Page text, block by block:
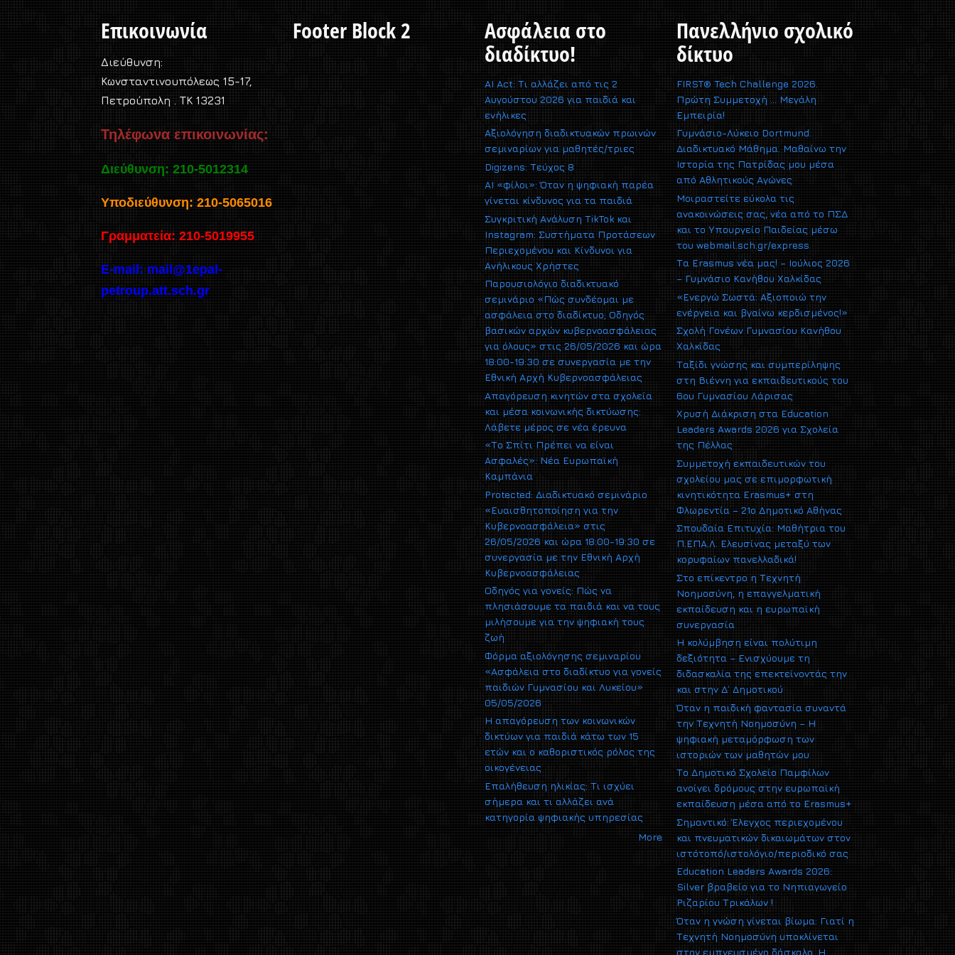
Επικοινωνία
Διεύθυνση:
Κωνσταντινουπόλεως 15-17,
Πετρούπολη . TK 13231
Τηλέφωνα επικοινωνίας:
Διεύθυνση: 210-5012314
Υποδιεύθυνση: 210-5065016
Γραμματεία: 210-5019955
E-mail: mail@1epal-
petroup.att.sch.gr
Footer Block 2
Ασφάλεια στο
διαδίκτυο!
AI Act: Τι αλλάζει από τις 2
Αυγούστου 2026 για παιδιά και
ενήλικες
Αξιολόγηση διαδικτυακών πρωινών
σεμιναρίων για μαθητές/τριες
Digizens: Τεύχος 8
AI «φίλοι»: Όταν η ψηφιακή παρέα
γίνεται κίνδυνος για τα παιδιά
Συγκριτική Ανάλυση TikTok και
Instagram: Συστήματα Προτάσεων
Περιεχομένου και Κίνδυνοι για
Ανήλικους Χρήστες
Παρουσιολόγιο διαδικτυακό
σεμινάριο «Πώς συνδέομαι με
ασφάλεια στο διαδίκτυο; Οδηγός
βασικών αρχών κυβερνοασφάλειας
για όλους» στις 26/05/2026 και ώρα
18:00-19:30 σε συνεργασία με την
Εθνική Αρχή Κυβερνοασφάλειας
Απαγόρευση κινητών στα σχολεία
και μέσα κοινωνικής δικτύωσης:
Λάβετε μέρος σε νέα έρευνα
«Το Σπίτι Πρέπει να είναι
Ασφαλές»: Νέα Ευρωπαϊκή
Καμπάνια
Protected: Διαδικτυακό σεμινάριο
«Ευαισθητοποίηση για την
Κυβερνοασφάλεια» στις
26/05/2026 και ώρα 18:00-19:30 σε
συνεργασία με την Εθνική Αρχή
Κυβερνοασφάλειας
Οδηγός για γονείς: Πώς να
πλησιάσουμε τα παιδιά και να τους
μιλήσουμε για την ψηφιακή τους
ζωή
Φόρμα αξιολόγησης σεμιναρίου
«Ασφάλεια στο διαδίκτυο για γονείς
παιδιών Γυμνασίου και Λυκείου»
05/05/2026
Η απαγόρευση των κοινωνικών
δικτύων για παιδιά κάτω των 15
ετών και ο καθοριστικός ρόλος της
οικογένειας
Επαλήθευση ηλικίας: Τι ισχύει
σήμερα και τι αλλάζει ανά
κατηγορία ψηφιακής υπηρεσίας
More
Πανελλήνιο σχολικό
δίκτυο
FIRST® Tech Challenge 2026.
Πρώτη Συμμετοχή … Μεγάλη
Εμπειρία!
Γυμνάσιο-Λύκειο Dortmund.
Διαδικτυακό Μάθημα. Μαθαίνω την
Ιστορία της Πατρίδας μου μέσα
από Αθλητικούς Αγώνες
Μοιραστείτε εύκολα τις
ανακοινώσεις σας, νέα από το ΠΣΔ
και το Υπουργείο Παιδείας μέσω
του webmail.sch.gr/express
Τα Erasmus νέα μας! – Ιούλιος 2026
– Γυμνάσιο Κανήθου Χαλκίδας
«Ενεργώ Σωστά: Αξιοποιώ την
ενέργεια και βγαίνω κερδισμένος!»
Σχολή Γονέων Γυμνασίου Κανήθου
Χαλκίδας
Ταξίδι γνώσης και συμπερίληψης
στη Βιέννη για εκπαιδευτικούς του
6ου Γυμνασίου Λάρισας
Χρυσή Διάκριση στα Education
Leaders Awards 2026 για Σχολεία
της Πέλλας
Συμμετοχή εκπαιδευτικών του
σχολείου μας σε επιμορφωτική
κινητικότητα Erasmus+ στη
Φλωρεντία – 21ο Δημοτικό Αθήνας
Σπουδαία Επιτυχία: Μαθήτρια του
Π.ΕΠΑ.Λ. Ελευσίνας μεταξύ των
κορυφαίων πανελλαδικά!
Στο επίκεντρο η Τεχνητή
Νοημοσύνη, η επαγγελματική
εκπαίδευση και η ευρωπαϊκή
συνεργασία
Η κολύμβηση είναι πολύτιμη
δεξιότητα – Ενισχύουμε τη
διδασκαλία της επεκτείνοντάς την
και στην Δ΄ Δημοτικού
Όταν η παιδική φαντασία συναντά
την Τεχνητή Νοημοσύνη – Η
ψηφιακή μεταμόρφωση των
ιστοριών των μαθητών μου
Το Δημοτικό Σχολείο Παμφίλων
ανοίγει δρόμους στην ευρωπαϊκή
εκπαίδευση μέσα από το Erasmus+
Σημαντικό: Έλεγχος περιεχομένου
και πνευματικών δικαιωμάτων στον
ιστότοπό/ιστολόγιο/περιοδικό σας
Education Leaders Awards 2026:
Silver βραβείο για το Νηπιαγωγείο
Ριζαρίου Τρικάλων !
Όταν η γνώση γίνεται βίωμα: Γιατί η
Τεχνητή Νοημοσύνη υποκλίνεται
στον εμπνευσμένο δάσκαλο. Η